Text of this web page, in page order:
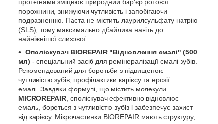
протеїнами зміцнює природний бар’єр ротової
порожнини, знижуючи чутливість і запобігаючи
подразненню. Паста не містить лаурилсульфату натрію
(SLS), тому максимально дбайлива навіть до
найніжнішої слизової.
Ополіскувач BIOREPAIR "Відновлення емалі" (500
мл) - спеціальний засіб для ремінералізації емалі зубів.
Рекомендований для боротьби з підвищеною
чутливістю зубів, профілактики карієсу та ерозії
емалі. Завдяки формулі, що містить молекули
MICROREPAIR , ополіскувач ефективно відновлює
емаль, бореться з чутливістю зубів і забезпечує захист
від карієсу. Мікрочастинки BIOREPAIR мають структуру,